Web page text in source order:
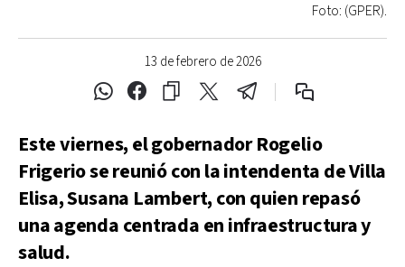
13 de febrero de 2026
Foto: (GPER).
Este viernes, el gobernador Rogelio
Frigerio se reunió con la intendenta de Villa
Elisa, Susana Lambert, con quien repasó
una agenda centrada en infraestructura y
salud.